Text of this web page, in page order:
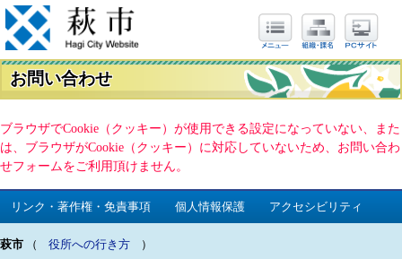
お問い合わせ
ブラウザでCookie（クッキー）が使用できる設定になっていない、また
は、ブラウザがCookie（クッキー）に対応していないため、お問い合わ
せフォームをご利用頂けません。
リンク・著作権・免責事項 個人情報保護 アクセシビリティ
萩市 （ 役所への行き方 ）